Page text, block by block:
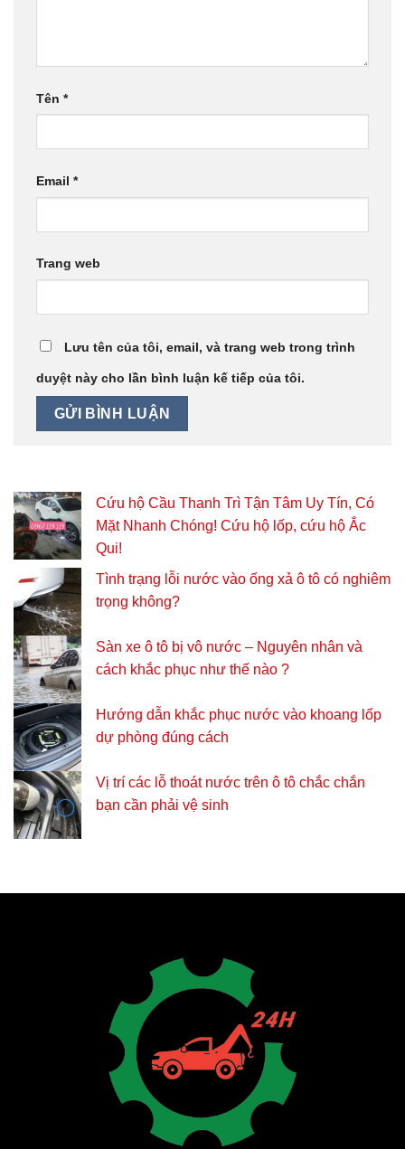
Tên *
Email *
Trang web
Lưu tên của tôi, email, và trang web trong trình
duyệt này cho lần bình luận kế tiếp của tôi.
Cứu hộ Cầu Thanh Trì Tận Tâm Uy Tín, Có
Mặt Nhanh Chóng! Cứu hộ lốp, cứu hộ Ắc
Qui!
Tình trạng lỗi nước vào ống xả ô tô có nghiêm
trọng không?
Sàn xe ô tô bị vô nước – Nguyên nhân và
cách khắc phục như thế nào ?
Hướng dẫn khắc phục nước vào khoang lốp
dự phòng đúng cách
Vị trí các lỗ thoát nước trên ô tô chắc chắn
bạn cần phải vệ sinh